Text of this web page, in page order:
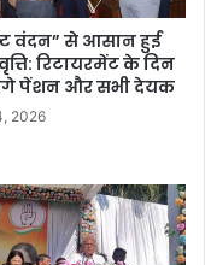
वंदन” से आसान हुई
रिटायरमेंट के दिन
पेंशन और सभी देयक
2026